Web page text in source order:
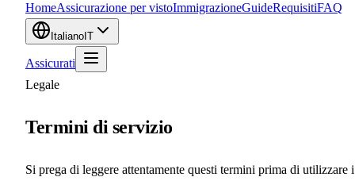
HomeAssicurazione per vistoImmigrazioneGuideRequisitiFAQ
Italiano IT
Assicurati
Legale
Termini di servizio
Si prega di leggere attentamente questi termini prima di utilizzare i